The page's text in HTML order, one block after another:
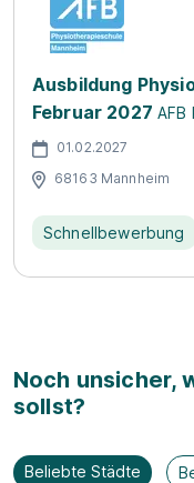
Ausbildung
Februar 2027 AFB
01.02.2027
68163 Mannheim
Schnellbewerbung
Noch unsicher,
sollst?
Beliebte Städte